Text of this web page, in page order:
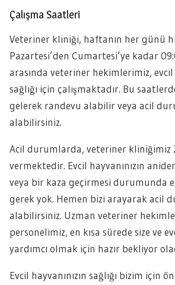
Çalışma Saatleri
Veteriner kliniği, haftanın her günü
Pazartesi’den Cumartesi’ye kadar
arasında veteriner hekimlerimiz, evcil
sağlığı için çalışmaktadır. Bu
gelerek randevu alabilir veya acil
alabilirsiniz.
Acil durumlarda, veteriner kliniğimiz
vermektedir. Evcil hayvanınızın
veya bir kaza geçirmesi durumunda
gerek yok. Hemen bizi arayarak acil
alabilirsiniz. Uzman veteriner
personelimiz, en kısa sürede size ve
yardımcı olmak için hazır bekliyor
Evcil hayvanınızın sağlığı bizim için